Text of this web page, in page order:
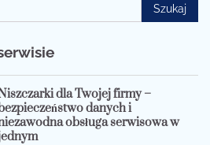
dla Twojej firmy –
danych i
obsługa serwisowa w